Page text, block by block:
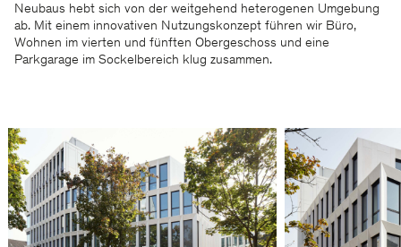
Neubaus hebt sich von der weitgehend heterogenen Umgebung
ab. Mit einem innovativen Nutzungskonzept führen wir Büro,
Wohnen im vierten und fünften Obergeschoss und eine
Parkgarage im Sockelbereich klug zusammen.